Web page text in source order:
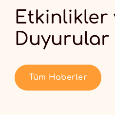
Etkinlikler
Duyurular
Tüm Haberler